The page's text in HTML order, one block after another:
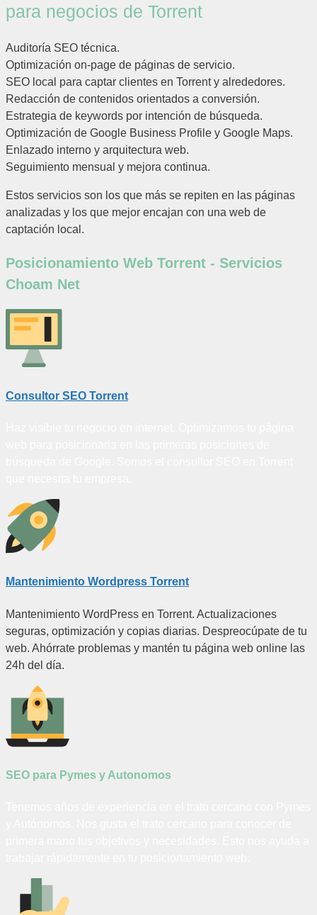
para negocios de Torrent
Auditoría SEO técnica.
Optimización on-page de páginas de servicio.
SEO local para captar clientes en Torrent y alrededores.
Redacción de contenidos orientados a conversión.
Estrategia de keywords por intención de búsqueda.
Optimización de Google Business Profile y Google Maps.
Enlazado interno y arquitectura web.
Seguimiento mensual y mejora continua.
Estos servicios son los que más se repiten en las páginas
analizadas y los que mejor encajan con una web de
captación local.
Posicionamiento Web Torrent - Servicios
Choam Net
Consultor SEO Torrent
Mantenimiento Wordpress Torrent
Mantenimiento WordPress en Torrent. Actualizaciones
seguras, optimización y copias diarias. Despreocúpate de tu
web. Ahórrate problemas y mantén tu página web online las
24h del día.
SEO para Pymes y Autonomos